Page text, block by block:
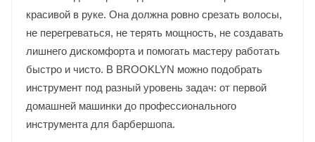
красивой в руке. Она должна ровно срезать волосы,
не перегреваться, не терять мощность, не создавать
лишнего дискомфорта и помогать мастеру работать
быстро и чисто. В BROOKLYN можно подобрать
инструмент под разный уровень задач: от первой
домашней машинки до профессионального
инструмента для барбершопа.